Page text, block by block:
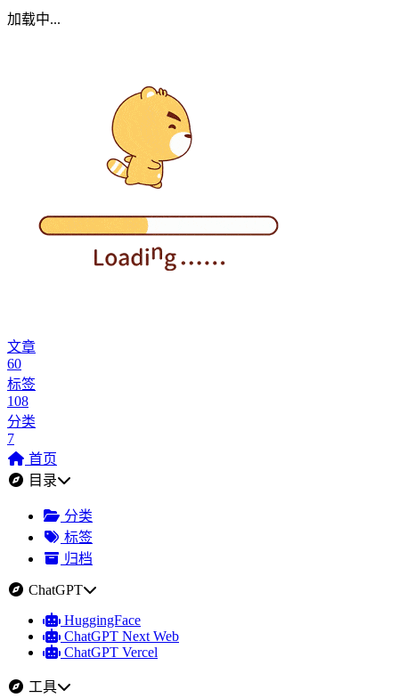
加载中...
文章
60
标签
108
分类
7
首页
目录
分类
标签
归档
ChatGPT
HuggingFace
ChatGPT Next Web
ChatGPT Vercel
工具